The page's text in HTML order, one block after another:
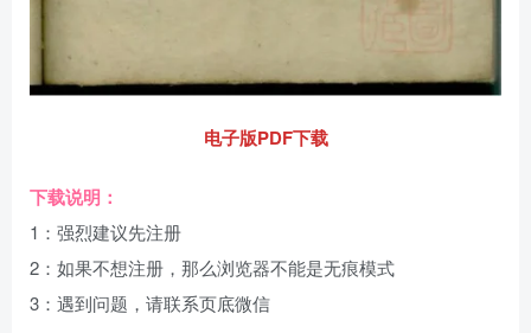
电子版PDF下载
下载说明：
1：强烈建议先注册
2：如果不想注册，那么浏览器不能是无痕模式
3：遇到问题，请联系页底微信